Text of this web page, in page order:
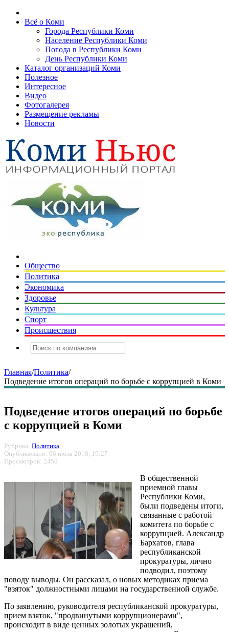
Всё о Коми
Города Республики Коми
Население Республики Коми
Погода в Республики Коми
День Республики Коми
Каталог организаций Коми
Полезное
Интересное
Видео
Фотогалерея
Размещение рекламы
Новости
Общество
Политика
Экономика
Здоровье
Культура
Спорт
Происшествия
Главная/Политика/
Подведение итогов операций по борьбе с коррупцией в Коми
Подведение итогов операций по борьбе
с коррупцией в Коми
Рубрика: Политика
Опубликовано: 06 июля 2018, 19:27
Просмотров: 2450
В общественной
приемной главы
Республики Коми,
были подведены итоги,
связанные с работой
комитета по борьбе с
коррупцией. Александр
Бархатов, глава
республиканской
прокуратуры, лично
подводил, поэтому
поводу выводы. Он рассказал, о новых методиках приема
"взяток" должностными лицами на государственной службе.
По заявлению, руководителя республиканской прокуратуры,
прием взяток, "продвинутыми коррупционерами",
происходит в виде ценных золотых украшений,